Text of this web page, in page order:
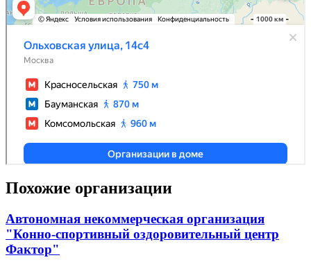
Похожие организации
Автономная некоммерческая организация
"Конно-спортивный оздоровительный центр
Фактор"